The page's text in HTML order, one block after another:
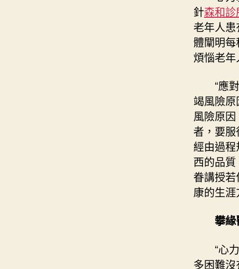
針森和診
老年人
體闡明
煩惱老
“應
竭風險
風險原
者，要服
經由過
西的品
眷講授
康的生
攀
“心
多困難